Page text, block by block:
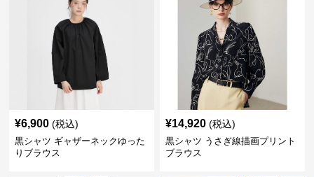
¥6,900 (税込)
黒シャツ ギャザーネックゆった
りブラウス
¥14,920 (税込)
黒シャツ うさぎ線描画プリント
ブラウス